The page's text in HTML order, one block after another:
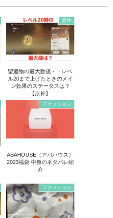
原神
聖遺物の最大数値・・レベ
ル20まで上げたときのメイ
ン効果のステータスは？
【原神】
ファッション
ABAHOUSE（アバハウス）
2023福袋 中身のネタバレ紹
介
ファッション